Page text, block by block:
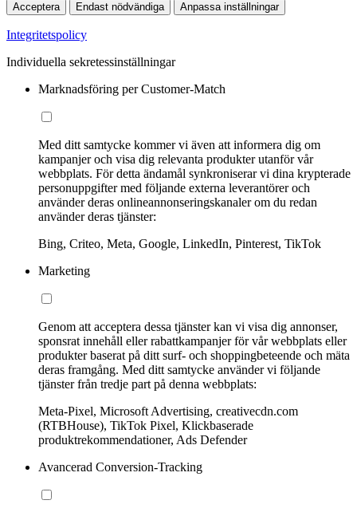
Acceptera Endast nödvändiga Anpassa inställningar
Integritetspolicy
Individuella sekretessinställningar
Marknadsföring per Customer-Match
Med ditt samtycke kommer vi även att informera dig om
kampanjer och visa dig relevanta produkter utanför vår
webbplats. För detta ändamål synkroniserar vi dina krypterade
personuppgifter med följande externa leverantörer och
använder deras onlineannonseringskanaler om du redan
använder deras tjänster:
Bing, Criteo, Meta, Google, LinkedIn, Pinterest, TikTok
Marketing
Genom att acceptera dessa tjänster kan vi visa dig annonser,
sponsrat innehåll eller rabattkampanjer för vår webbplats eller
produkter baserat på ditt surf- och shoppingbeteende och mäta
deras framgång. Med ditt samtycke använder vi följande
tjänster från tredje part på denna webbplats:
Meta-Pixel, Microsoft Advertising, creativecdn.com
(RTBHouse), TikTok Pixel, Klickbaserade
produktrekommendationer, Ads Defender
Avancerad Conversion-Tracking